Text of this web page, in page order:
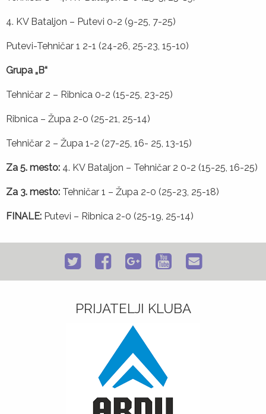
4. KV Bataljon – Putevi 0-2 (9-25, 7-25)
Putevi-Tehničar 1 2-1 (24-26, 25-23, 15-10)
Grupa „B“
Tehničar 2 – Ribnica 0-2 (15-25, 23-25)
Ribnica – Župa 2-0 (25-21, 25-14)
Tehničar 2 – Župa 1-2 (27-25, 16- 25, 13-15)
Za 5. mesto: 4. KV Bataljon – Tehničar 2 0-2 (15-25, 16-25)
Za 3. mesto: Tehničar 1 – Župa 2-0 (25-23, 25-18)
FINALE: Putevi – Ribnica 2-0 (25-19, 25-14)
PRIJATELJI KLUBA